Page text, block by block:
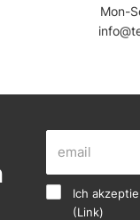
Mon-
Ich
(Link)